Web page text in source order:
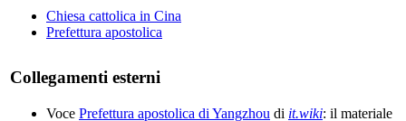
Chiesa cattolica in Cina
Prefettura apostolica
Collegamenti esterni
Voce Prefettura apostolica di Yangzhou di it.wiki: il materiale